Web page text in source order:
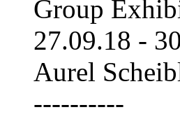
Group
27.09.18 -
Aurel
----------